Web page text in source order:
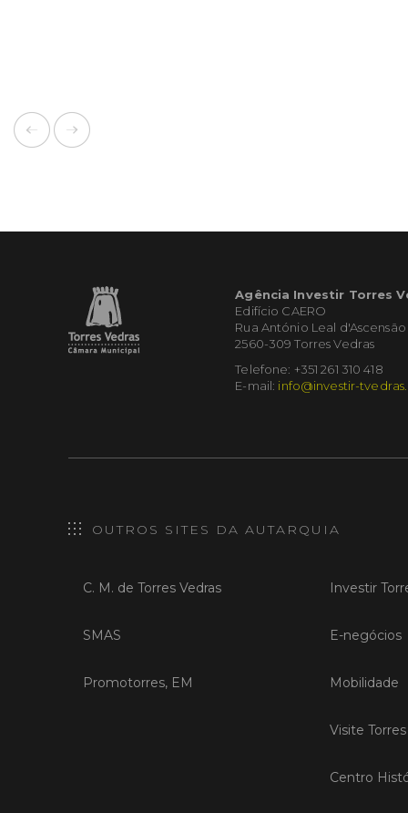
Agência Investir Torres
Edifício CAERO
Rua António Leal d'Ascensão
2560-309 Torres Vedras
Telefone: +351 261 310 418
E-mail: info@investir-
OUTROS SITES DA AUTARQUIA
C. M. de Torres Vedras
SMAS
Promotorres, EM
Investir
E-negócios
Mobilidade
Visite
Centro